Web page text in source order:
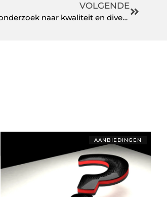
VOLGENDE
Ontdek de wereld van wijn groothandel: een onderzoek naar kwaliteit en diversiteit
AANBIEDINGEN